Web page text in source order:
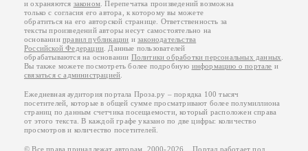
и охраняются законом. Перепечатка произведений возможна
только с согласия его автора, к которому вы можете
обратиться на его авторской странице. Ответственность за
тексты произведений авторы несут самостоятельно на
основанииправил публикации изаконодательства
Российской Федерации. Данные пользователей
обрабатываются на основании Политики обработки персональных данных.
Вы также можете посмотреть более подробную информацию о портале и
связаться с администрацией.
Ежедневная аудитория портала Проза.ру – порядка 100 тысяч
посетителей, которые в общей сумме просматривают более полумиллиона
страниц по данным счетчика посещаемости, который расположен справа
от этого текста. В каждой графе указано по две цифры: количество
просмотров и количество посетителей.
© Все права принадлежат авторам, 2000-2026. Портал работает под